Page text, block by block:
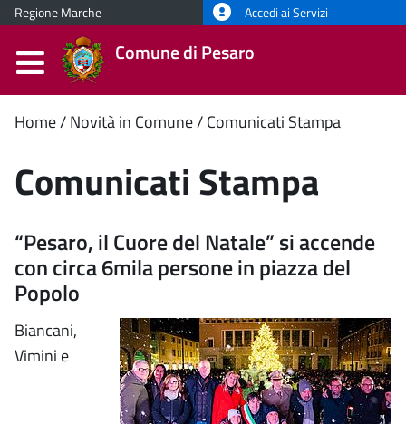
Regione Marche Accedi ai Servizi
Comune di Pesaro
Contenuto
principale
Home Novità in Comune Comunicati Stampa
Comunicati Stampa
“Pesaro, il Cuore del Natale” si accende
con circa 6mila persone in piazza del
Popolo
Biancani,
Vimini e